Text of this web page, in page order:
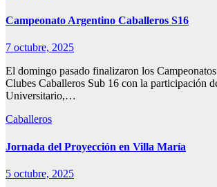
Campeonato Argentino Caballeros S16
7 octubre, 2025
El domingo pasado finalizaron los
Clubes Caballeros Sub 16 con la participación
Universitario,…
Caballeros
Jornada del Proyección en Villa María
5 octubre, 2025